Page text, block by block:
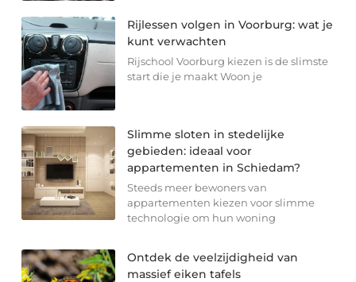
Rijlessen volgen in Voorburg: wat je
kunt verwachten
Rijschool Voorburg kiezen is de slimste
start die je maakt Woon je
Slimme sloten in stedelijke
gebieden: ideaal voor
appartementen in Schiedam?
Steeds meer bewoners van
appartementen kiezen voor slimme
technologie om hun woning
Ontdek de veelzijdigheid van
massief eiken tafels